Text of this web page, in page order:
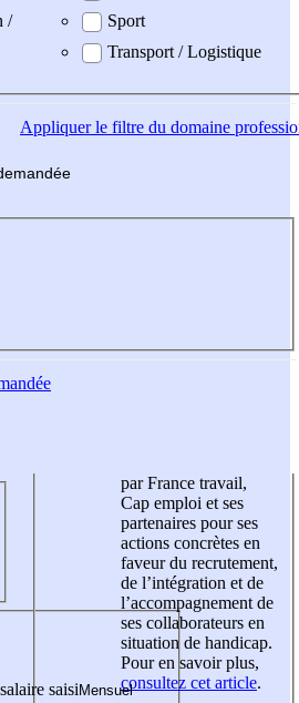
/
Sport
Transport / Logistique
Appliquerle filtre du domaine
saisi
par France travail,
Cap emploi et ses
partenaires pour ses
actions concrètes en
faveur du recrutement,
de l’intégration et de
l’accompagnement de
ses collaborateurs en
situation de handicap.
Pour en savoir plus,
consultez cet article.